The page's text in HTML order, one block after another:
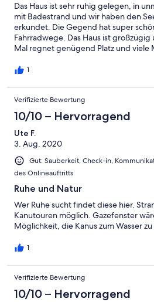
Das Haus ist sehr ruhig gelegen, in
mit Badestrand und wir haben den
erkundet. Die Gegend hat super
Fahrradwege. Das Haus ist
Mal regnet genügend Platz und viele
1
Verifizierte Bewertung
10/10 – Hervorragend
Ute F.
3. Aug. 2020
Gut: Sauberkeit, Check-in,
des Onlineauftritts
Ruhe und Natur
Wer Ruhe sucht findet diese hier.
Kanutouren möglich. Gazefenster
Möglichkeit, die Kanus zum Wasser
1
Verifizierte Bewertung
10/10 – Hervorragend